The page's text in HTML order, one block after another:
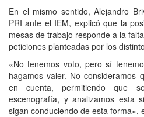
En el mismo sentido, Alejandro
PRI ante el IEM, explicó que la
mesas de trabajo responde a la
peticiones planteadas por los
«No tenemos voto, pero sí
hagamos valer. No consideramos
en cuenta, permitiendo que
escenografía, y analizamos esta
sigan conduciendo de esta forma»,